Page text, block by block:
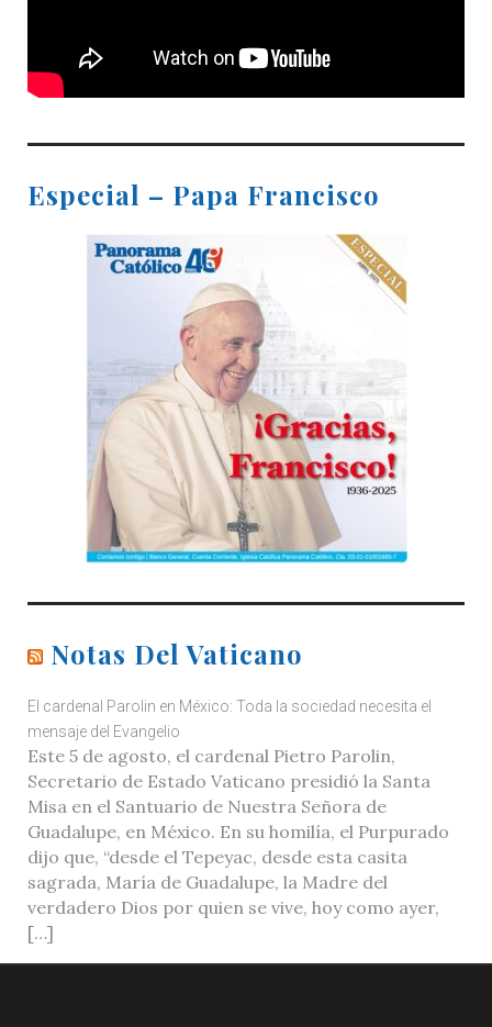
Especial – Papa Francisco
Notas Del Vaticano
El cardenal Parolin en México: Toda la sociedad necesita el
mensaje del Evangelio
Este 5 de agosto, el cardenal Pietro Parolin,
Secretario de Estado Vaticano presidió la Santa
Misa en el Santuario de Nuestra Señora de
Guadalupe, en México. En su homilía, el Purpurado
dijo que, “desde el Tepeyac, desde esta casita
sagrada, María de Guadalupe, la Madre del
verdadero Dios por quien se vive, hoy como ayer,
[…]